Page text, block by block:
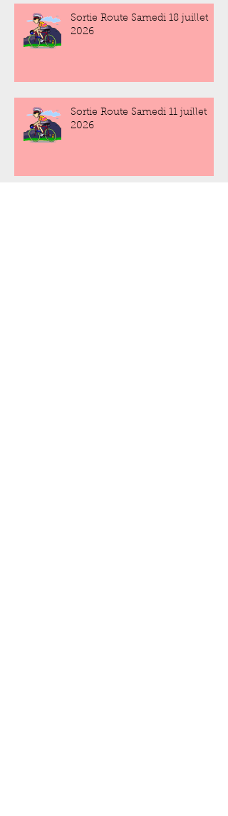
Sortie Route Samedi 18 juillet
2026
Sortie Route Samedi 11 juillet
2026